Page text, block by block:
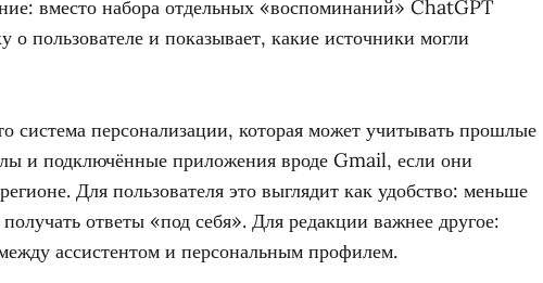
вместо набора отдельных «воспоминаний» ChatGPT
о пользователе и показывает, какие источники могли
персонализации, которая может учитывать прошлые
и подключённые приложения вроде Gmail, если они
Для пользователя это выглядит как удобство: меньше
ответы «под себя». Для редакции важнее другое:
ассистентом и персональным профилем.